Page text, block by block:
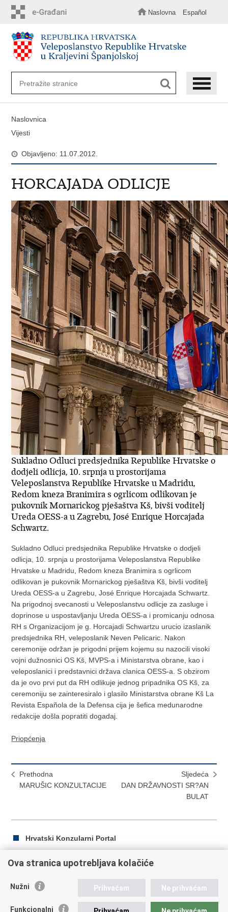
sadržaj
Naslovna Español
Naslovnica
Vijesti
Objavljeno: 11.07.2012.
HORCAJADA ODLICJE
Sukladno Odluci predsjednika Republike Hrvatske o
dodjeli odlicja, 10. srpnja u prostorijama
Veleposlanstva Republike Hrvatske u Madridu,
Redom kneza Branimira s ogrlicom odlikovan je
pukovnik Mornarickog pješaštva Kš, bivši voditelj
Ureda OESS-a u Zagrebu, José Enrique Horcajada
Schwartz.
Sukladno Odluci predsjednika Republike Hrvatske o dodjeli
odlicja, 10. srpnja u prostorijama Veleposlanstva Republike
Hrvatske u Madridu, Redom kneza Branimira s ogrlicom
odlikovan je pukovnik Mornarickog pješaštva Kš, bivši voditelj
Ureda OESS-a u Zagrebu, José Enrique Horcajada Schwartz.
Na prigodnoj svecanosti u Veleposlanstvu odlicje za zasluge i
doprinose u uspostavljanju Ureda OESS-a i promicanju odnosa
RH s Organizacijom je g. Horcajadi Schwartzu urucio izaslanik
predsjednika RH, veleposlanik Neven Pelicaric. Nakon
ceremonije održan je prigodni prijem kojemu su nazocili visoki
vojni dužnosnici OS Kš, MVPS-a i Ministarstva obrane, kao i
veleposlanici i predstavnici država clanica OESS-a. S obzirom
da je ovo prvi put da RH odlikuje jednog pripadnika OS Kš, za
ceremoniju se zainteresiralo i glasilo Ministarstva obrane Kš La
Revista Española de la Defensa cija je šefica medunarodne
redakcije došla popratiti dogadaj.
Priopćenja
Prethodna
MARUŠIC KONZULTACIJE
Sljedeća
DAN DRŽAVNOSTI SR?AN
BULAT
Hrvatski Konzularni Portal
Ispiši
Podijeli
Facebooku
Twitteru
Republika Hrvatska
Ova stranica upotrebljava kolačiće
Nužni Prihvaćam Ne prihvaćam
Funkcionalni